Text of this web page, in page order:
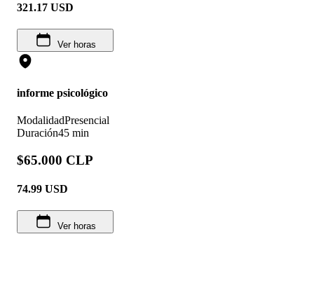
321.17 USD
Ver horas
informe psicológico
ModalidadPresencial
Duración45 min
$65.000 CLP
74.99 USD
Ver horas